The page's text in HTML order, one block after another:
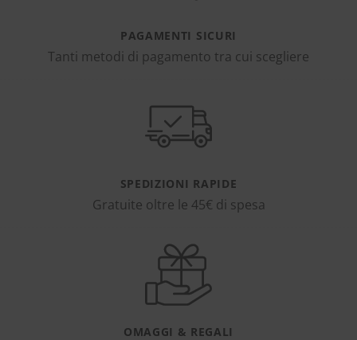
PAGAMENTI SICURI
Tanti metodi di pagamento tra cui scegliere
SPEDIZIONI RAPIDE
Gratuite oltre le 45€ di spesa
OMAGGI & REGALI